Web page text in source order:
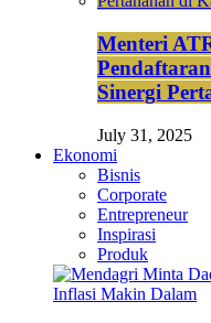
Menteri
Sinergi
July 31, 2025
Ekonomi
Bisnis
Corporate
Entrepreneur
Inspirasi
Produk